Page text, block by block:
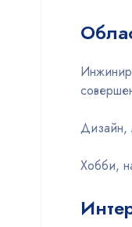
Дизайн,
Хобби,